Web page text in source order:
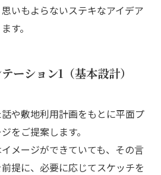
いもよらないステキなアイデア
す。
ーション1（基本設計）
や敷地利用計画をもとに平面プ
をご提案します。
イメージができていても、その言
提に、必要に応じてスケッチを